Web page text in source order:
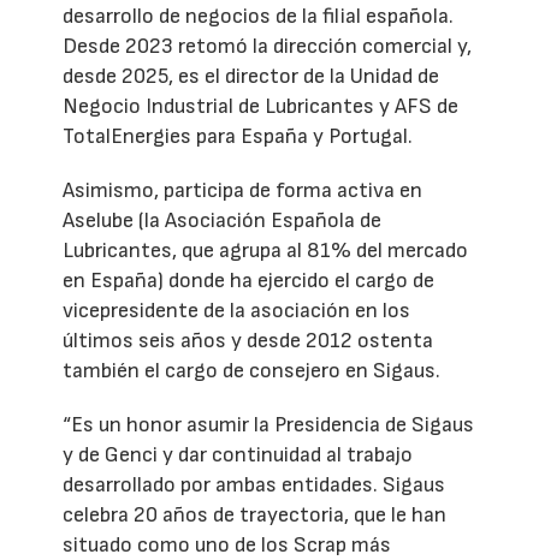
desarrollo de negocios de la filial española.
Desde 2023 retomó la dirección comercial y,
desde 2025, es el director de la Unidad de
Negocio Industrial de Lubricantes y AFS de
TotalEnergies para España y Portugal.
Asimismo, participa de forma activa en
Aselube (la Asociación Española de
Lubricantes, que agrupa al 81% del mercado
en España) donde ha ejercido el cargo de
vicepresidente de la asociación en los
últimos seis años y desde 2012 ostenta
también el cargo de consejero en Sigaus.
“Es un honor asumir la Presidencia de Sigaus
y de Genci y dar continuidad al trabajo
desarrollado por ambas entidades. Sigaus
celebra 20 años de trayectoria, que le han
situado como uno de los Scrap más